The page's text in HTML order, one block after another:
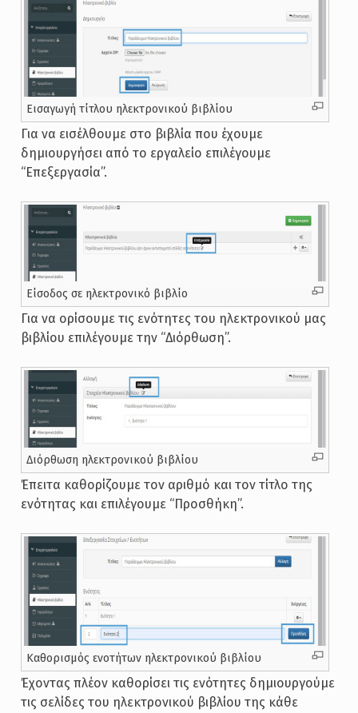
Εισαγωγή τίτλου ηλεκτρονικού βιβλίου
Για να εισέλθουμε στο βιβλία που έχουμε
δημιουργήσει από το εργαλείο επιλέγουμε
“Επεξεργασία”.
Είσοδος σε ηλεκτρονικό βιβλίο
Για να ορίσουμε τις ενότητες του ηλεκτρονικού μας
βιβλίου επιλέγουμε την “Διόρθωση”.
Διόρθωση ηλεκτρονικού βιβλίου
Έπειτα καθορίζουμε τον αριθμό και τον τίτλο της
ενότητας και επιλέγουμε “Προσθήκη”.
Καθορισμός ενοτήτων ηλεκτρονικού βιβλίου
Έχοντας πλέον καθορίσει τις ενότητες δημιουργούμε
τις σελίδες του ηλεκτρονικού βιβλίου της κάθε